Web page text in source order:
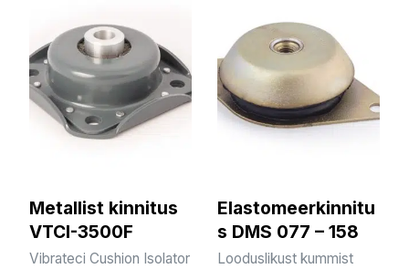
Metallist kinnitus
VTCI-3500F
Vibrateci Cushion Isolator
Elastomeerkinnitu
s DMS 077 – 158
Looduslikust kummist